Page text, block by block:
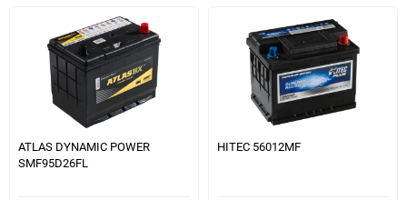
ATLAS DYNAMIC POWER
SMF95D26FL
HITEC 56012MF